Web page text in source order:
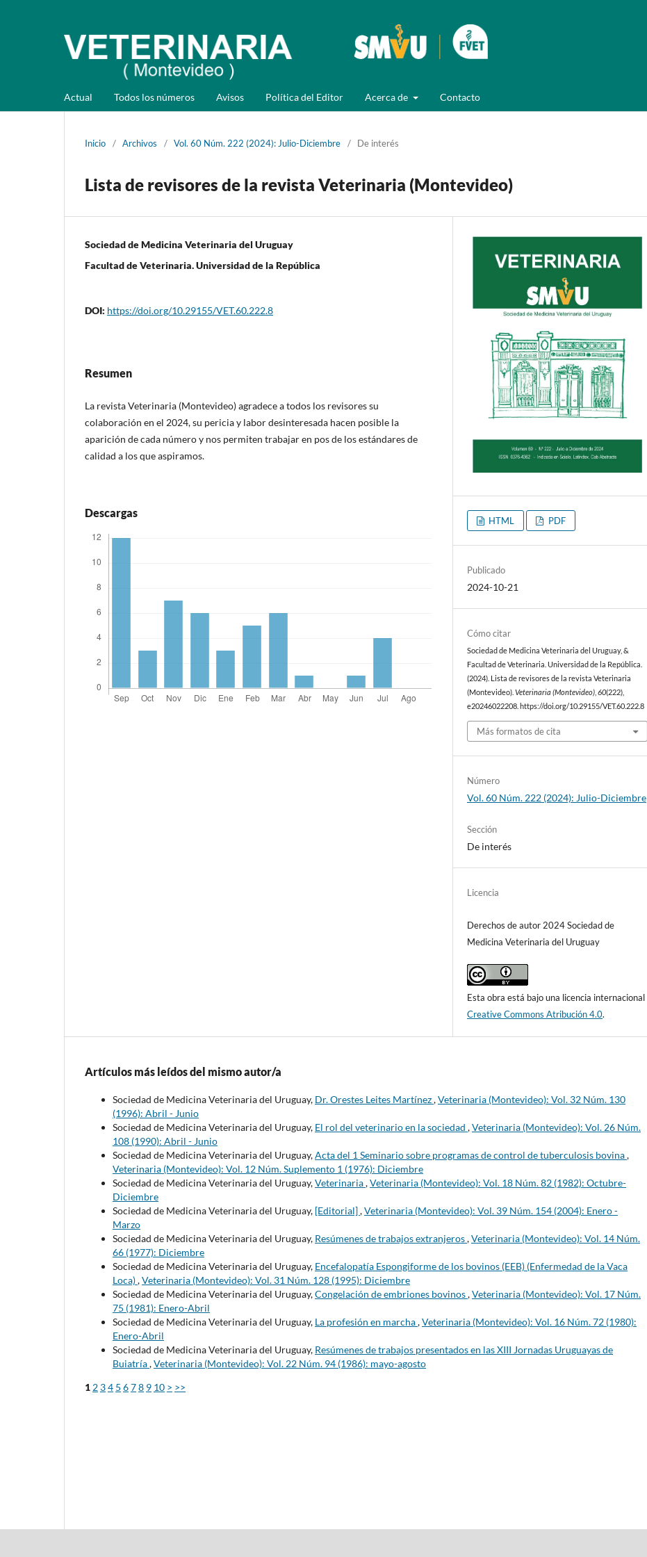
Actual Todos los números Avisos Política del Editor Acerca de Contacto
Inicio / Archivos / Vol. 60 Núm. 222 (2024): Julio-Diciembre / De interés
Lista de revisores de la revista Veterinaria (Montevideo)
Sociedad de Medicina Veterinaria del Uruguay
Facultad de Veterinaria. Universidad de la República
DOI: https://doi.org/10.29155/VET.60.222.8
Resumen
La revista Veterinaria (Montevideo) agradece a todos los revisores su
colaboración en el 2024, su pericia y labor desinteresada hacen posible la
aparición de cada número y nos permiten trabajar en pos de los estándares de
calidad a los que aspiramos.
Descargas
HTML PDF
Publicado
2024-10-21
Cómo citar
Sociedad de Medicina Veterinaria del Uruguay, &
Facultad de Veterinaria. Universidad de la República.
(2024). Lista de revisores de la revista Veterinaria
(Montevideo).Veterinaria (Montevideo) ,60(222),
e20246022208. https://doi.org/10.29155/VET.60.222.8
Más formatos de cita
Número
Vol. 60 Núm. 222 (2024): Julio-Diciembre
Sección
De interés
Licencia
Derechos de autor 2024 Sociedad de
Medicina Veterinaria del Uruguay
Esta obra está bajo una licencia internacional
Creative Commons Atribución 4.0.
Artículos más leídos del mismo autor/a
Sociedad de Medicina Veterinaria del Uruguay, Dr. Orestes Leites Martínez,Veterinaria (Montevideo): Vol. 32 Núm. 130
(1996): Abril - Junio
Sociedad de Medicina Veterinaria del Uruguay, El rol del veterinario en la sociedad ,Veterinaria (Montevideo): Vol. 26 Núm.
108 (1990): Abril - Junio
Sociedad de Medicina Veterinaria del Uruguay,Acta del 1 Seminario sobre programas de control de tuberculosis bovina,
Veterinaria (Montevideo): Vol. 12 Núm. Suplemento 1 (1976): Diciembre
Sociedad de Medicina Veterinaria del Uruguay,Veterinaria,Veterinaria (Montevideo): Vol. 18 Núm. 82 (1982): Octubre-
Diciembre
Sociedad de Medicina Veterinaria del Uruguay, [Editorial],Veterinaria (Montevideo): Vol. 39 Núm. 154 (2004): Enero -
Marzo
Sociedad de Medicina Veterinaria del Uruguay, Resúmenes de trabajos extranjeros,Veterinaria (Montevideo): Vol. 14 Núm.
66 (1977): Diciembre
Sociedad de Medicina Veterinaria del Uruguay, Encefalopatía Espongiforme de los bovinos (EEB) (Enfermedad de la Vaca
Loca),Veterinaria (Montevideo): Vol. 31 Núm. 128 (1995): Diciembre
Sociedad de Medicina Veterinaria del Uruguay,Congelación de embriones bovinos,Veterinaria (Montevideo): Vol. 17 Núm.
75 (1981): Enero-Abril
Sociedad de Medicina Veterinaria del Uruguay, La profesión en marcha,Veterinaria (Montevideo): Vol. 16 Núm. 72 (1980):
Enero-Abril
Sociedad de Medicina Veterinaria del Uruguay, Resúmenes de trabajos presentados en las XIII Jornadas Uruguayas de
Buiatría,Veterinaria (Montevideo): Vol. 22 Núm. 94 (1986): mayo-agosto
1 2 34 5 678 9 10 > >>